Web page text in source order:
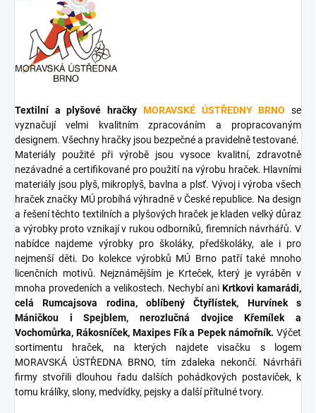
Textilní a plyšové hračky MORAVSKÉ ÚSTŘEDNY BRNO se
vyznačují velmi kvalitním zpracováním a propracovaným
designem. Všechny hračky jsou bezpečné a pravidelně testované.
Materiály použité při výrobě jsou vysoce kvalitní, zdravotně
nezávadné a certifikované pro použití na výrobu hraček. Hlavními
materiály jsou plyš, mikroplyš, bavlna a plsť. Vývoj i výroba všech
hraček značky MÚ probíhá výhradně v České republice. Na design
a řešení těchto textilních a plyšových hraček je kladen velký důraz
a výrobky proto vznikají v rukou odborníků, firemních návrhářů. V
nabídce najdeme výrobky pro školáky, předškoláky, ale i pro
nejmenší děti. Do kolekce výrobků MÚ Brno patří také mnoho
licenčních motivů. Nejznámějším je Krteček, který je vyráběn v
mnoha provedeních a velikostech. Nechybí ani Krtkovi kamarádi,
celá Rumcajsova rodina, oblíbený Čtyřlístek, Hurvínek s
Máničkou i Spejblem, nerozlučná dvojice Křemílek a
Vochomůrka, Rákosníček, Maxipes Fík a Pepek námořník. Výčet
sortimentu hraček, na kterých najdete visačku s logem
MORAVSKÁ ÚSTŘEDNA BRNO, tím zdaleka nekončí. Návrháři
firmy stvořili dlouhou řadu dalších pohádkových postaviček, k
tomu králíky, slony, medvídky, pejsky a další přítulné tvory.